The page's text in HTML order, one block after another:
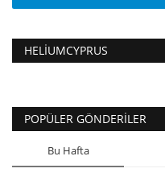
HELIUMCYPRUS
POPÜLER GÖNDERILER
Bu Hafta